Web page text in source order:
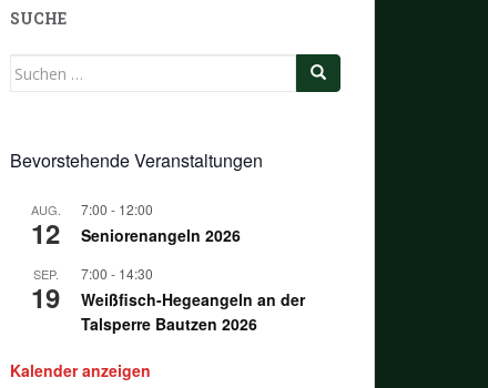
SUCHE
Suchen
Bevorstehende Veranstaltungen
AUG.
12
7:00 - 12:00
Seniorenangeln 2026
SEP.
19
7:00 - 14:30
Weißfisch-Hegeangeln an der
Talsperre Bautzen 2026
Kalender anzeigen